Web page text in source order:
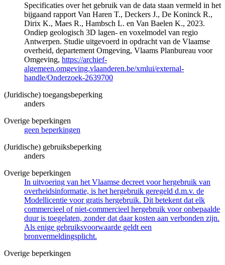
Specificaties over het gebruik van de data staan vermeld in het
bijgaand rapport Van Haren T., Deckers J., De Koninck R.,
Dirix K., Maes R., Hambsch L. en Van Baelen K., 2023.
Ondiep geologisch 3D lagen- en voxelmodel van regio
Antwerpen. Studie uitgevoerd in opdracht van de Vlaamse
overheid, departement Omgeving, Vlaams Planbureau voor
Omgeving, https://archief-
algemeen.omgeving.vlaanderen.be/xmlui/external-
handle/Onderzoek-2639700
(Juridische) toegangsbeperking
anders
Overige beperkingen
geen beperkingen
(Juridische) gebruiksbeperking
anders
Overige beperkingen
In uitvoering van het Vlaamse decreet voor hergebruik van
overheidsinformatie, is het hergebruik geregeld d.m.v. de
Modellicentie voor gratis hergebruik. Dit betekent dat elk
commercieel of niet-commercieel hergebruik voor onbepaalde
duur is toegelaten, zonder dat daar kosten aan verbonden zijn.
Als enige gebruiksvoorwaarde geldt een
bronvermeldingsplicht.
Overige beperkingen